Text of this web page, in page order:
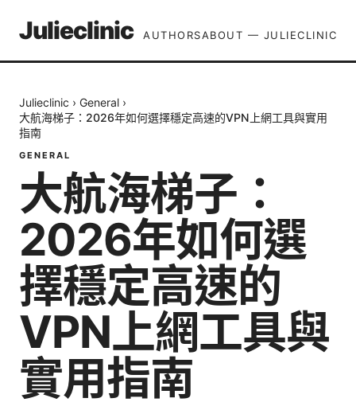
Julieclinic AUTHORSABOUT — JULIECLINIC
Julieclinic › General ›
大航海梯子：2026年如何選擇穩定高速的VPN上網工具與實用
指南
GENERAL
大航海梯子：
2026年如何選
擇穩定高速的
VPN上網工具與
實用指南